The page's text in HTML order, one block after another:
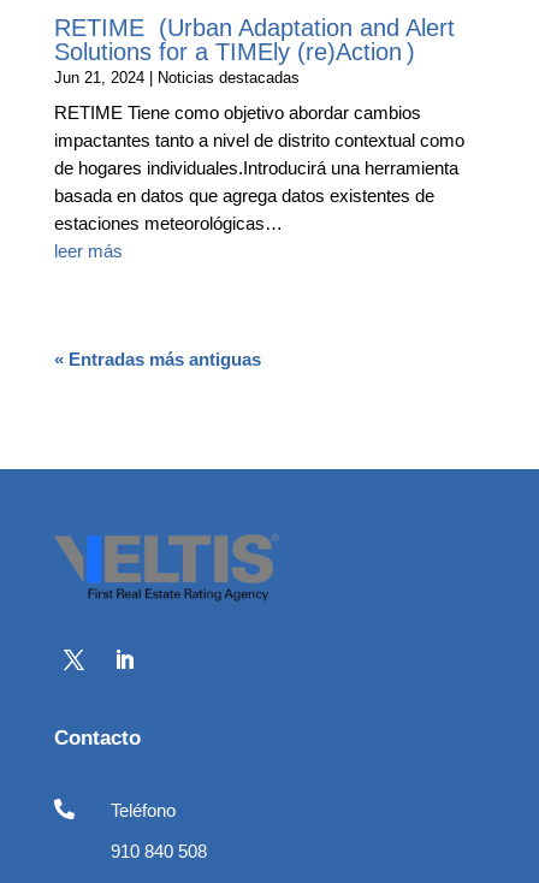
RETIME (Urban Adaptation and Alert
Solutions for a TIMEly (re)Action )
Jun 21, 2024| Noticias destacadas
RETIME Tiene como objetivo abordar cambios
impactantes tanto a nivel de distrito contextual como
de hogares individuales.Introducirá una herramienta
basada en datos que agrega datos existentes de
estaciones meteorológicas…
leer más
« Entradas más antiguas
Contacto

Teléfono
910 840 508